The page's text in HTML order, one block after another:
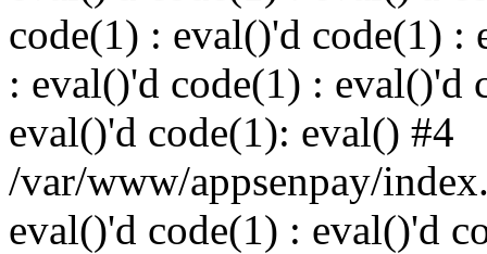
code(1) : eval()'d code(1) :
: eval()'d code(1) : eval()'d
eval()'d code(1): eval() #4
/var/www/appsenpay/
eval()'d code(1) : eval()'d